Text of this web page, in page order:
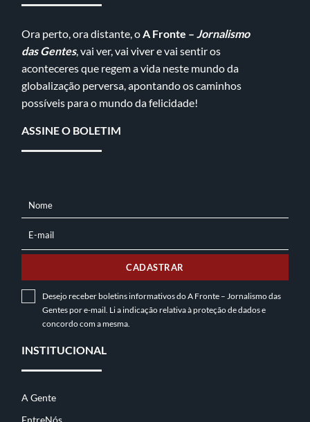
Ora perto, ora distante, oA Fronte – Jornalismo
das Gentes, vai ver, vai viver e vai sentir os
aconteceres que regem a vida neste mundo da
globalização perversa, apontando os caminhos
possíveis para o mundo da felicidade!
ASSINE O BOLETIM
NOME
Nome
MAIL
E-mail
CADASTRAR
Desejo receber boletins informativos do A Fronte – Jornalismo das
Gentes por e-mail. Li a indicação relativa àproteção de dadose
concordo com a mesma.
INSTITUCIONAL
A Gente
EntreNós